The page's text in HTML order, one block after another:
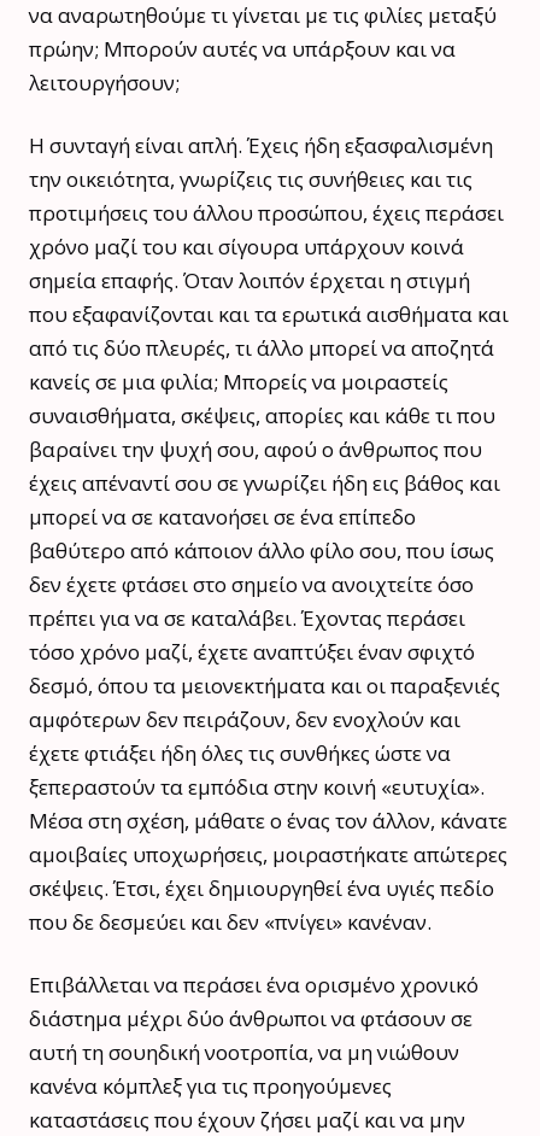
να αναρωτηθούμε τι γίνεται με τις φιλίες μεταξύ
πρώην; Μπορούν αυτές να υπάρξουν και να
λειτουργήσουν;
Η συνταγή είναι απλή. Έχεις ήδη εξασφαλισμένη
την οικειότητα, γνωρίζεις τις συνήθειες και τις
προτιμήσεις του άλλου προσώπου, έχεις περάσει
χρόνο μαζί του και σίγουρα υπάρχουν κοινά
σημεία επαφής. Όταν λοιπόν έρχεται η στιγμή
που εξαφανίζονται και τα ερωτικά αισθήματα και
από τις δύο πλευρές, τι άλλο μπορεί να αποζητά
κανείς σε μια φιλία; Μπορείς να μοιραστείς
συναισθήματα, σκέψεις, απορίες και κάθε τι που
βαραίνει την ψυχή σου, αφού ο άνθρωπος που
έχεις απέναντί σου σε γνωρίζει ήδη εις βάθος και
μπορεί να σε κατανοήσει σε ένα επίπεδο
βαθύτερο από κάποιον άλλο φίλο σου, που ίσως
δεν έχετε φτάσει στο σημείο να ανοιχτείτε όσο
πρέπει για να σε καταλάβει. Έχοντας περάσει
τόσο χρόνο μαζί, έχετε αναπτύξει έναν σφιχτό
δεσμό, όπου τα μειονεκτήματα και οι παραξενιές
αμφότερων δεν πειράζουν, δεν ενοχλούν και
έχετε φτιάξει ήδη όλες τις συνθήκες ώστε να
ξεπεραστούν τα εμπόδια στην κοινή «ευτυχία».
Μέσα στη σχέση, μάθατε ο ένας τον άλλον, κάνατε
αμοιβαίες υποχωρήσεις, μοιραστήκατε απώτερες
σκέψεις. Έτσι, έχει δημιουργηθεί ένα υγιές πεδίο
που δε δεσμεύει και δεν «πνίγει» κανέναν.
Επιβάλλεται να περάσει ένα ορισμένο χρονικό
διάστημα μέχρι δύο άνθρωποι να φτάσουν σε
αυτή τη σουηδική νοοτροπία, να μη νιώθουν
κανένα κόμπλεξ για τις προηγούμενες
καταστάσεις που έχουν ζήσει μαζί και να μην